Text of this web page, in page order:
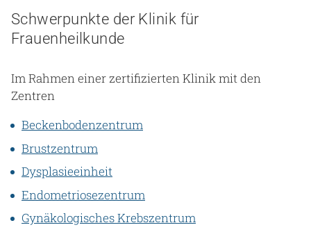
Schwerpunkte der Klinik für
Frauenheilkunde
Im Rahmen einer zertifizierten Klinik mit den
Zentren
Beckenbodenzentrum
Brustzentrum
Dysplasieeinheit
Endometriosezentrum
Gynäkologisches Krebszentrum